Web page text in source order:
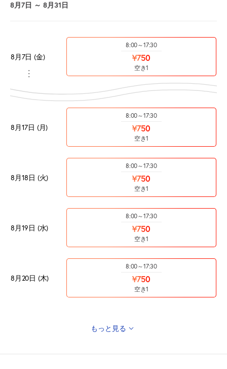
8月7日 ～ 8月31日
8月7日 (金)
・・・
8:00～17:30
¥750
空き1
8月17日 (月)
8:00～17:30
¥750
空き1
8月18日 (火)
8:00～17:30
¥750
空き1
8月19日 (水)
8:00～17:30
¥750
空き1
8月20日 (木)
8:00～17:30
¥750
空き1
もっと見る